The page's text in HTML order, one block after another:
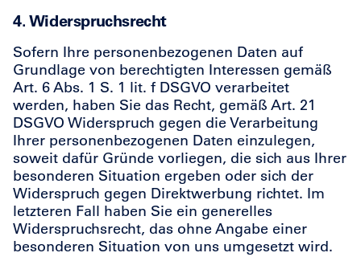
4. Widerspruchsrecht
Sofern Ihre personenbezogenen Daten auf
Grundlage von berechtigten Interessen gemäß
Art. 6 Abs. 1 S. 1 lit. f DSGVO verarbeitet
werden, haben Sie das Recht, gemäß Art. 21
DSGVO Widerspruch gegen die Verarbeitung
Ihrer personenbezogenen Daten einzulegen,
soweit dafür Gründe vorliegen, die sich aus Ihrer
besonderen Situation ergeben oder sich der
Widerspruch gegen Direktwerbung richtet. Im
letzteren Fall haben Sie ein generelles
Widerspruchsrecht, das ohne Angabe einer
besonderen Situation von uns umgesetzt wird.